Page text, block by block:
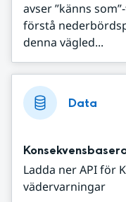
avser ”känns
förstå
denna vägled...
Data
Ladda ner API för
vädervarningar